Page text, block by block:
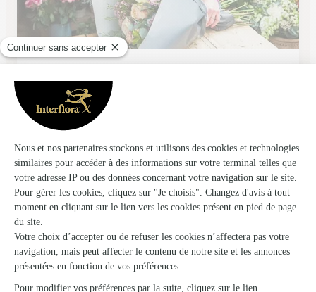
★ ★★★★4.6 (122)
1036 Avenue Anatole de Monzie
Voir la boutique
Ils ont fait livrer des fleurs ou une plante à
Sainte Alauzie